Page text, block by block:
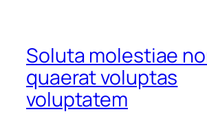
Soluta molestiae
quaerat voluptas
voluptatem